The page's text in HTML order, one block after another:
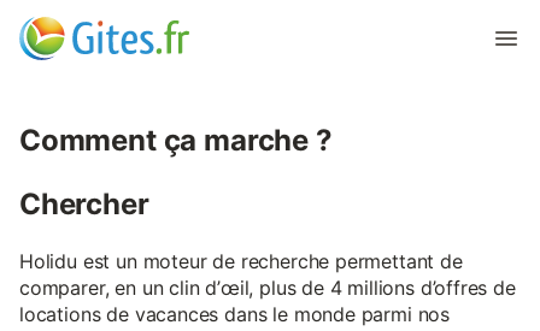
Comment ça marche ?
Chercher
Holidu est un moteur de recherche permettant de
comparer, en un clin d’œil, plus de 4 millions d’offres de
locations de vacances dans le monde parmi nos